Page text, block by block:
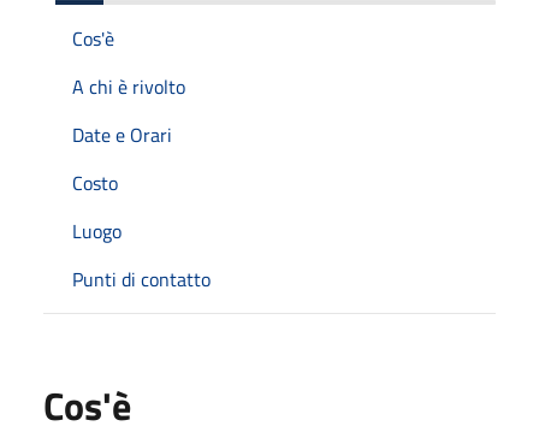
Cos'è
A chi è rivolto
Date e Orari
Costo
Luogo
Punti di contatto
Cos'è